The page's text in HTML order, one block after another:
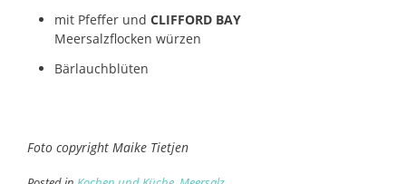
mit Pfeffer und CLIFFORD BAY
Meersalzflocken würzen
Bärlauchblüten
Foto copyright Maike Tietjen